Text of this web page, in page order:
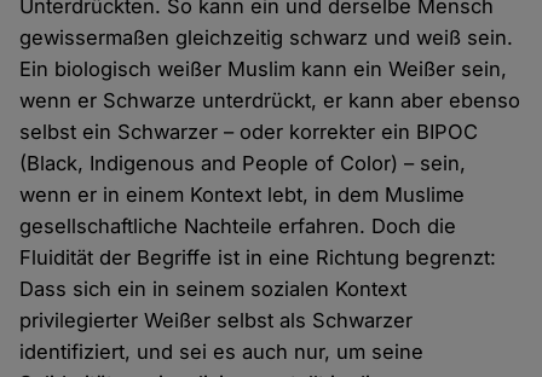
Unterdrückten. So kann ein und derselbe Mensch
gewissermaßen gleichzeitig schwarz und weiß sein.
Ein biologisch weißer Muslim kann ein Weißer sein,
wenn er Schwarze unterdrückt, er kann aber ebenso
selbst ein Schwarzer – oder korrekter ein BIPOC
(Black, Indigenous and People of Color) – sein,
wenn er in einem Kontext lebt, in dem Muslime
gesellschaftliche Nachteile erfahren. Doch die
Fluidität der Begriffe ist in eine Richtung begrenzt:
Dass sich ein in seinem sozialen Kontext
privilegierter Weißer selbst als Schwarzer
identifiziert, und sei es auch nur, um seine